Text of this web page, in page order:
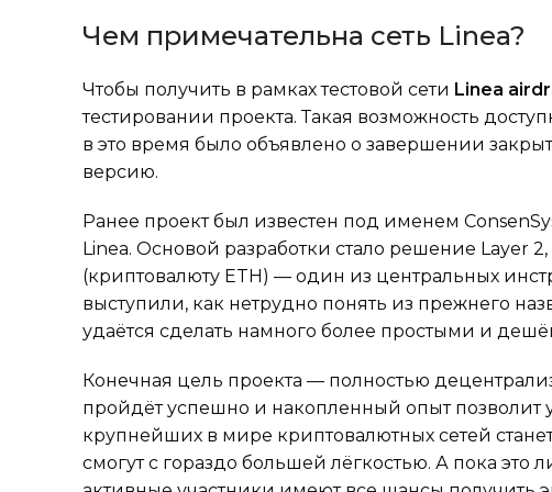
Чем примечательна сеть Linea?
Чтобы получить в рамках тестовой сети Linea
тестировании проекта. Такая возможность
в это время было объявлено о завершении
версию.
Ранее проект был известен под именем
Linea. Основой разработки стало решение Layer
(криптовалюту ETH) — один из центральных
выступили, как нетрудно понять из прежнего
удаётся сделать намного более простыми и
Конечная цель проекта — полностью
пройдёт успешно и накопленный опыт позволит
крупнейших в мире криптовалютных сетей
смогут с гораздо большей лёгкостью. А пока это